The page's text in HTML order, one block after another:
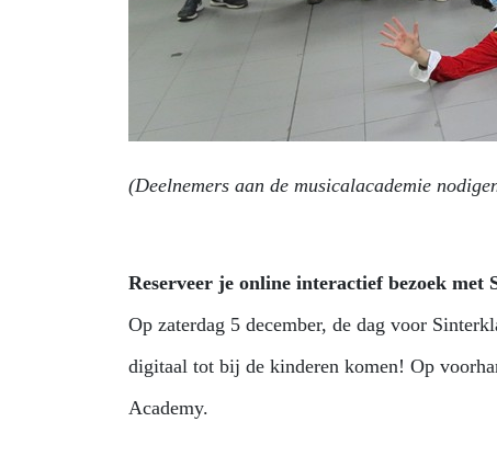
(Deelnemers aan de musicalacademie
Reserveer je online interactief bezoek met
Op zaterdag 5 december, de dag voor
digitaal tot bij de kinderen komen! Op
Academy.